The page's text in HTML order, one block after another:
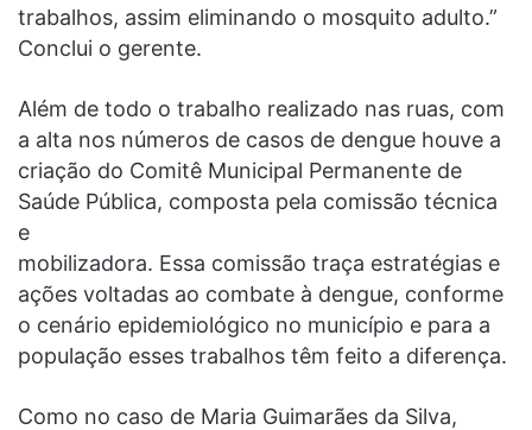
trabalhos, assim eliminando o mosquito adulto.”
Conclui o gerente.
Além de todo o trabalho realizado nas ruas, com
a alta nos números de casos de dengue houve a
criação do Comitê Municipal Permanente de
Saúde Pública, composta pela comissão técnica
e
mobilizadora. Essa comissão traça estratégias e
ações voltadas ao combate à dengue, conforme
o cenário epidemiológico no município e para a
população esses trabalhos têm feito a diferença.
Como no caso de Maria Guimarães da Silva,